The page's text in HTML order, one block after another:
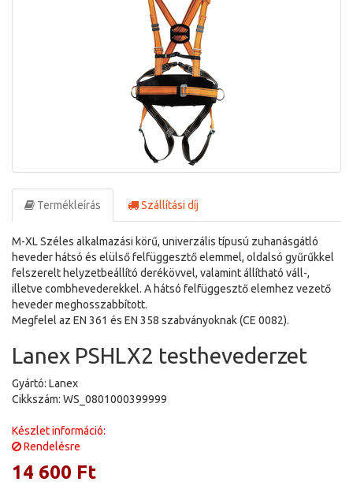
Termékleírás Szállítási díj
M-XL Széles alkalmazási körű, univerzális típusú zuhanásgátló
heveder hátsó és elülső felfüggesztő elemmel, oldalsó gyűrűkkel
felszerelt helyzetbeállító derékövvel, valamint állítható váll-,
illetve combhevederekkel. A hátsó felfüggesztő elemhez vezető
heveder meghosszabbított.
Megfelel az EN 361 és EN 358 szabványoknak (CE 0082).
Lanex PSHLX2 testhevederzet
Gyártó: Lanex
Cikkszám: WS_0801000399999
Készlet információ:
Rendelésre
14 600 Ft